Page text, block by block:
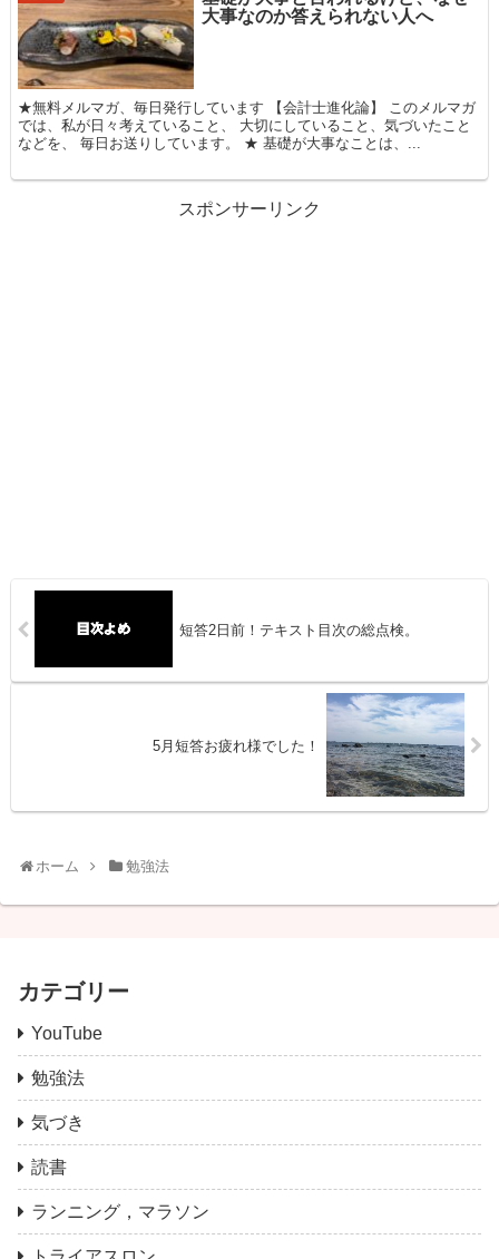
大事なのか答えられない人へ
★無料メルマガ、毎日発行しています 【会計士進化論】 このメルマガ
では、私が日々考えていること、 大切にしていること、気づいたこと
などを、 毎日お送りしています。 ★ 基礎が大事なことは、...
スポンサーリンク
短答2日前！テキスト目次の総点検。
5月短答お疲れ様でした！
ホーム 勉強法
カテゴリー
YouTube
勉強法
気づき
読書
ランニング，マラソン